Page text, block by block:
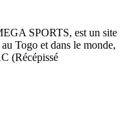
SPORTS, est un site
Togo et dans le monde,
(Récépissé